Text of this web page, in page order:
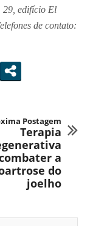
29, edifício El
de contato:
Postagem
Terapia
a
do
joelho